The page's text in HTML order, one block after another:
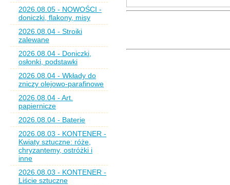
2026.08.05 - NOWOŚCI -
doniczki, flakony, misy
2026.08.04 - Stroiki
zalewane
2026.08.04 - Doniczki,
osłonki, podstawki
2026.08.04 - Wkłady do
zniczy olejowo-parafinowe
2026.08.04 - Art.
papiernicze
2026.08.04 - Baterie
2026.08.03 - KONTENER -
Kwiaty sztuczne: róże,
chryzantemy, ostróżki i
inne
2026.08.03 - KONTENER -
Liście sztuczne